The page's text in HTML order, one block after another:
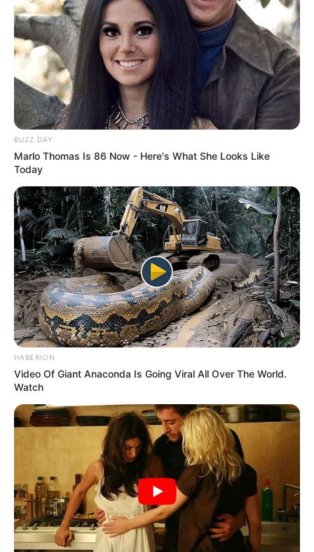
BUZZ DAY
Marlo Thomas Is 86 Now - Here's What She Looks Like
Today
HABERION
Video Of Giant Anaconda Is Going Viral All Over The World.
Watch